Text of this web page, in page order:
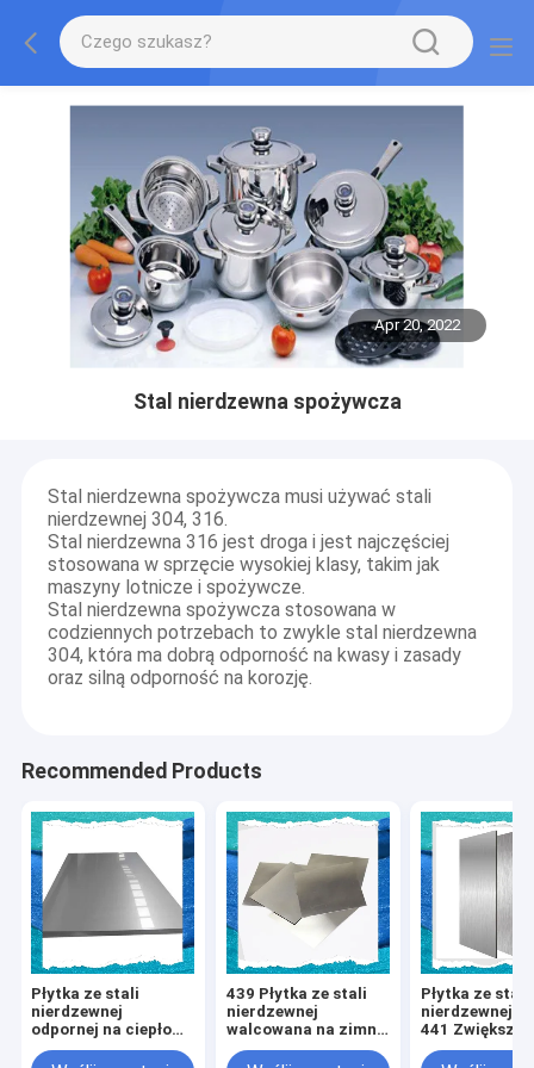
Apr 20, 2022
Stal nierdzewna spożywcza
Stal nierdzewna spożywcza musi używać stali
nierdzewnej 304, 316.
Stal nierdzewna 316 jest droga i jest najczęściej
stosowana w sprzęcie wysokiej klasy, takim jak
maszyny lotnicze i spożywcze.
Stal nierdzewna spożywcza stosowana w
codziennych potrzebach to zwykle stal nierdzewna
304, która ma dobrą odporność na kwasy i zasady
oraz silną odporność na korozję.
Recommended Products
Płytka ze stali
nierdzewnej
odpornej na ciepło
FOB Term 2 mm
439 Płytka ze stali
nierdzewnej
walcowana na zimno
o doskonałej
Płytka ze stali
nierdzewnej
441
wydajność